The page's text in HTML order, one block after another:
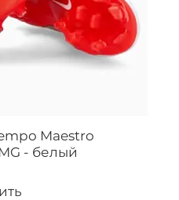
Maestro
- белый